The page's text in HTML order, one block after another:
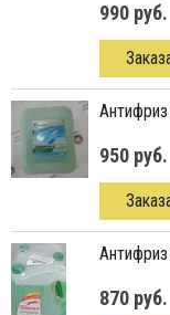
990 руб.
950 руб.
870 руб.